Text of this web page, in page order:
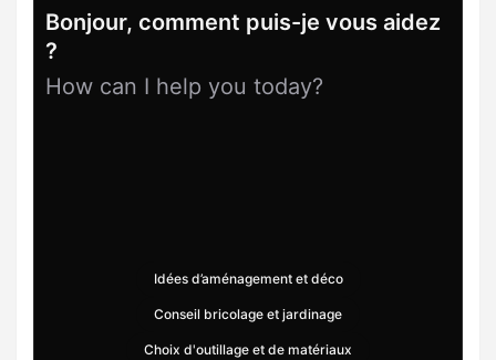
Bonjour, comment puis-je vous aidez
?
How can I help you today?
Idées d’aménagement et déco
Conseil bricolage et jardinage
Choix d'outillage et de matériaux